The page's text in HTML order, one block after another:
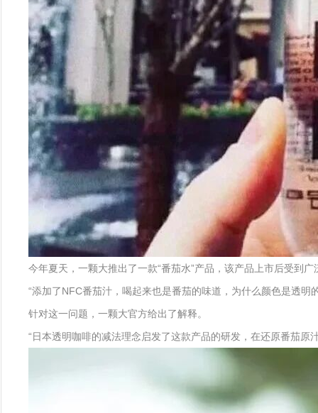
今年夏天，一颗大推出了一款“番茄水”产品，该产品上市后受到
“添加了NFC番茄汁，喝起来也是番茄的味道，为什么颜色是透明
针对这一问题，一颗大官方给出了解释。
“日本透明咖啡的减法理念启发了这款产品的研发，在还原番茄